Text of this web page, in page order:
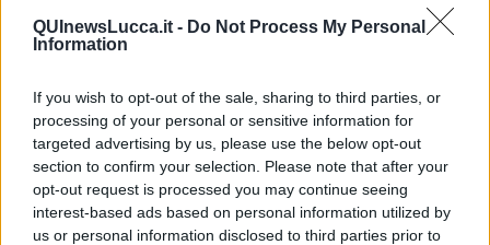
QUInewsLucca.it - Do Not Process My Personal
Information
If you wish to opt-out of the sale, sharing to third parties, or
processing of your personal or sensitive information for
targeted advertising by us, please use the below opt-out
section to confirm your selection. Please note that after your
opt-out request is processed you may continue seeing
interest-based ads based on personal information utilized by
us or personal information disclosed to third parties prior to
Marte
​Crapa pelada
Arie
​Vaccine Easing
No profit
Dragonheart
Con-ter?
​Con-te
Coincidenze e crisi